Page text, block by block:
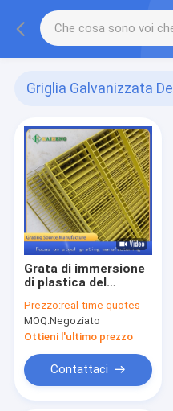
Griglia Galvanizzata
Grata di immersione
di plastica del
della griglia della
griglia del metallo
giallo per la
recinzione della
Camera di pollo
Prezzo:real-time quotes
MOQ:Negoziato
Ottieni l'ultimo prezzo
Contattaci